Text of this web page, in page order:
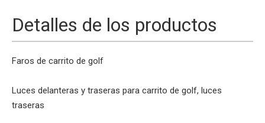
Detalles de los productos
Faros de carrito de golf
Luces delanteras y traseras para carrito de golf, luces
traseras